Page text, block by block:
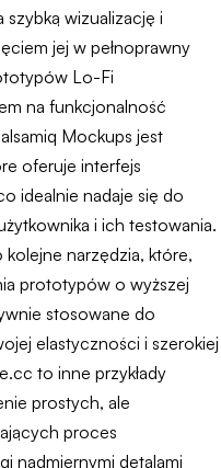
wizualizację i
jej w pełnoprawny
Lo-Fi
na funkcjonalność
Mockups jest
oferuje interfejs
idealnie nadaje się do
i ich testowania.
kolejne narzędzia, które,
prototypów o wyższej
stosowane do
elastyczności i szerokiej
to inne przykłady
prostych, ale
proces
nadmiernymi detalami